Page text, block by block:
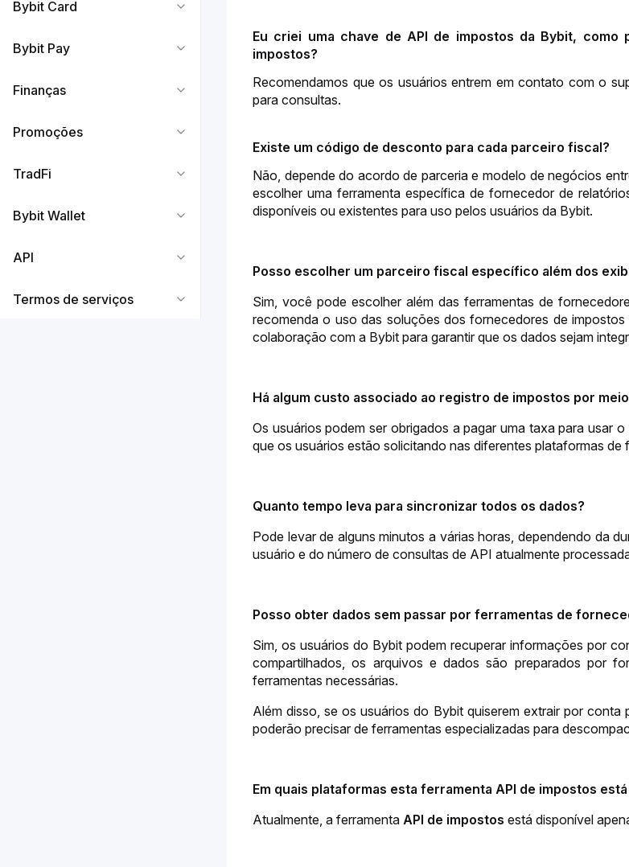
Bybit Card
Bybit Pay
Finanças
Promoções
TradFi
Bybit Wallet
API
Termos de serviços
Eu criei uma chave de API de impostos da Bybit,
impostos?
Recomendamos que os usuários entrem em contato com o
para consultas.
Existe um código de desconto para cada parceiro fiscal?
Não, depende do acordo de parceria e modelo de negócios
escolher uma ferramenta específica de fornecedor de
disponíveis ou existentes para uso pelos usuários da Bybit.
Posso escolher um parceiro fiscal específico além dos
Sim, você pode escolher além das ferramentas de
recomenda o uso das soluções dos fornecedores de
colaboração com a Bybit para garantir que os dados sejam
Há algum custo associado ao registro de impostos por
Os usuários podem ser obrigados a pagar uma taxa para usar
que os usuários estão solicitando nas diferentes plataformas
Quanto tempo leva para sincronizar todos os dados?
Pode levar de alguns minutos a várias horas, dependendo da
usuário e do número de consultas de API atualmente
Posso obter dados sem passar por ferramentas de
Sim, os usuários do Bybit podem recuperar informações por
compartilhados, os arquivos e dados são preparados por
ferramentas necessárias.
Além disso, se os usuários do Bybit quiserem extrair por
poderão precisar de ferramentas especializadas para
Em quais plataformas esta ferramenta API de impostos
Atualmente, a ferramenta API de impostos está disponível